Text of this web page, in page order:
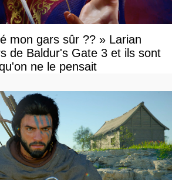
mon gars sûr ?? » Larian
de Baldur's Gate 3 et ils sont
ne le pensait